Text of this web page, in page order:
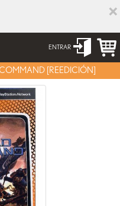
×
ENTRAR
[REEDICIÓN]